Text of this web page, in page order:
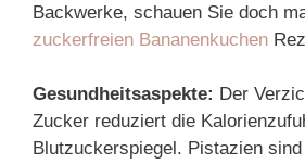
Backwerke, schauen Sie doch
zuckerfreien Bananenkuchen
Gesundheitsaspekte: Der
Zucker reduziert die
Blutzuckerspiegel. Pistazien